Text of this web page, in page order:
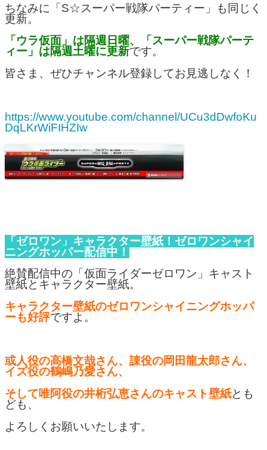
ちなみに「S☆スーパー戦隊パーティー」も同じく
更新。
「ウラ仮面」は隔週日曜、「スーパー戦隊パーテ
ィー」は隔週土曜に更新です。
皆さま、ぜひチャンネル登録してお見逃しなく！
https://www.youtube.com/channel/UCu3dDwfoKu
DqLKrWiFIHZIw
「ゼロワン」キャラクター壁紙！ゼロワンシャイ
ニングホッパー配信中！
絶賛配信中の「仮面ライダーゼロワン」キャスト
壁紙とキャラクター壁紙。
キャラクター壁紙のゼロワンシャイニングホッパ
ーも好評ですよ。
或人役の高橋文哉さん、諌役の岡田龍太郎さん、
イズ役の鶴嶋乃愛さん、
そして唯阿役の井桁弘恵さんのキャスト壁紙とも
ども、
よろしくお願いいたします。